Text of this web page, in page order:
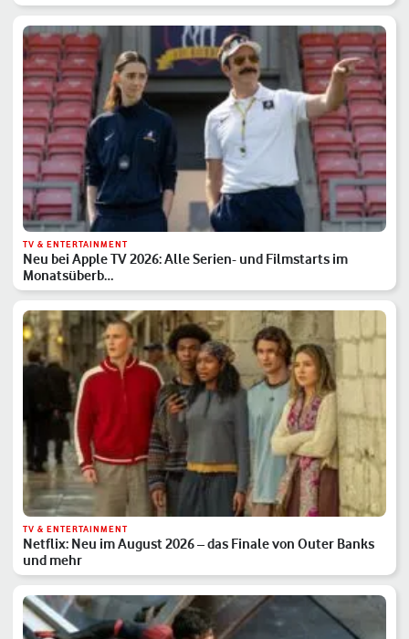
TV & ENTERTAINMENT
Neu bei Apple TV 2026: Alle Serien- und Filmstarts im
Monatsüberb…
TV & ENTERTAINMENT
Netflix: Neu im August 2026 – das Finale von Outer Banks
und mehr